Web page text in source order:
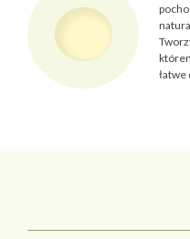
łatwe